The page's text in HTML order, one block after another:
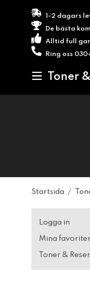
1-2 dagars
De bästa
Alltid full
Ring oss
Toner
Startsida /
Logga in
Mina favoriter
Toner &